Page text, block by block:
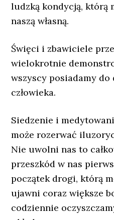
ludzką kondycją, którą
naszą własną.
Święci i zbawiciele
wielokrotnie
wszyscy posiadamy
człowieka.
Siedzenie i
może rozerwać
Nie uwolni nas to
przeszkód w nas
początek drogi, którą
ujawni coraz większe
codziennie